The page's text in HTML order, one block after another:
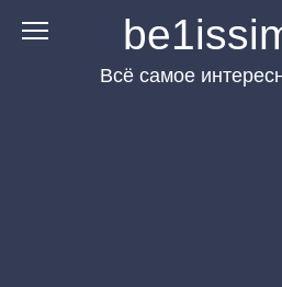
Перейти
Всё самое